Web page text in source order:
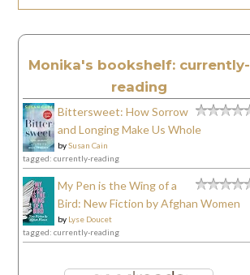
Monika's bookshelf: currently-
reading
Bittersweet: How Sorrow
and Longing Make Us Whole
bySusan Cain
tagged: currently-reading
My Pen is the Wing of a
Bird: New Fiction by Afghan Women
by Lyse Doucet
tagged: currently-reading